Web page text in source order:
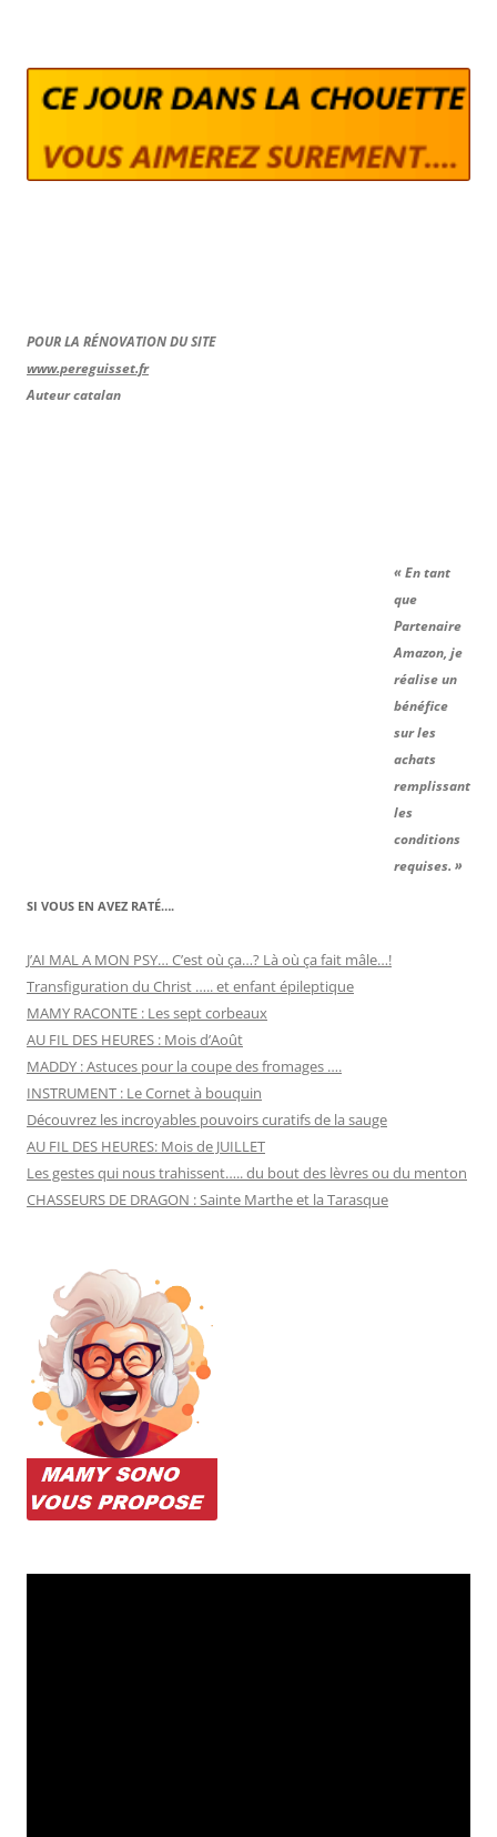
POUR LA RÉNOVATION DU SITE
www.pereguisset.fr
Auteur catalan
« En tant
que
Partenaire
Amazon, je
réalise un
bénéfice
sur les
achats
remplissant
les
conditions
requises. »
SI VOUS EN AVEZ RATÉ….
J’AI MAL A MON PSY… C’est où ça…? Là où ça fait mâle…!
Transfiguration du Christ ….. et enfant épileptique
MAMY RACONTE : Les sept corbeaux
AU FIL DES HEURES : Mois d’Août
MADDY : Astuces pour la coupe des fromages ….
INSTRUMENT : Le Cornet à bouquin
Découvrez les incroyables pouvoirs curatifs de la sauge
AU FIL DES HEURES: Mois de JUILLET
Les gestes qui nous trahissent….. du bout des lèvres ou du menton
CHASSEURS DE DRAGON : Sainte Marthe et la Tarasque